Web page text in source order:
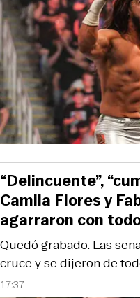
17:37
Quedó grabado. Las
cruce y se dijeron de
“Delincuente”,
Camila Flores y
agarraron con